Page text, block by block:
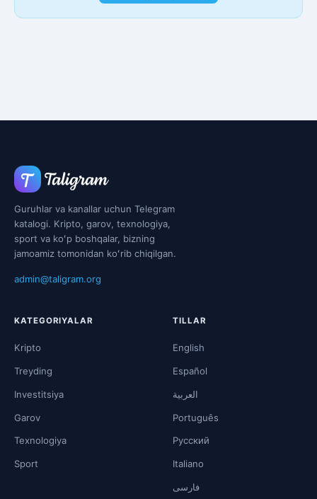
Guruhlar va kanallar uchun Telegram
katalogi. Kripto, garov, texnologiya,
sport va koʻp boshqalar, bizning
jamoamiz tomonidan koʻrib chiqilgan.
admin@taligram.org
KATEGORIYALAR
Kripto
Treyding
Investitsiya
Garov
Texnologiya
Sport
TILLAR
English
Español
العربية
Português
Русский
Italiano
فارسی